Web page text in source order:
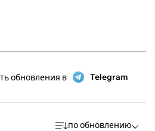
обновления в Telegram
по обновлению